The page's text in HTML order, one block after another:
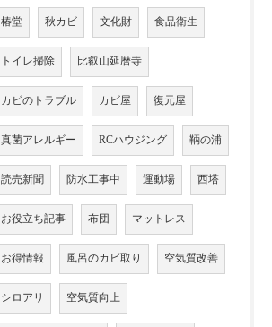
椿堂 秋カビ 文化財 食品衛生
トイレ掃除 比叡山延暦寺
カビのトラブル カビ屋 復元屋
真菌アレルギー RCハウジング 鞆の浦
読売新聞 防水工事中 運動場 西塔
お役立ち記事 布団 マットレス
お得情報 風呂のカビ取り 空気質改善
シロアリ 空気質向上